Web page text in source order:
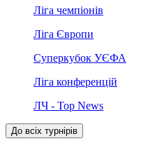
Ліга чемпіонів
Ліга Європи
Суперкубок УЄФА
Ліга конференцій
ЛЧ - Top News
До всіх турнірів